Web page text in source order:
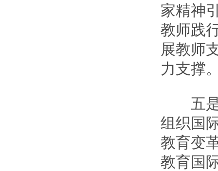
家精神
教师践
展教师
力支撑
五是
组织国
教育变
教育国